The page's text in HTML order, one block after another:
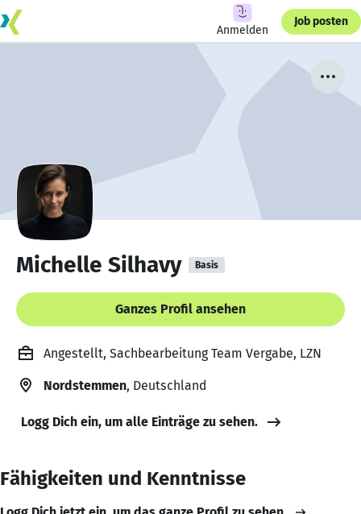
Anmelden
Job posten
Michelle Silhavy Basis
Ganzes Profil ansehen
Angestellt, Sachbearbeitung Team Vergabe, LZN
Nordstemmen, Deutschland
Logg Dich ein, um alle Einträge zu sehen.
Fähigkeiten und Kenntnisse